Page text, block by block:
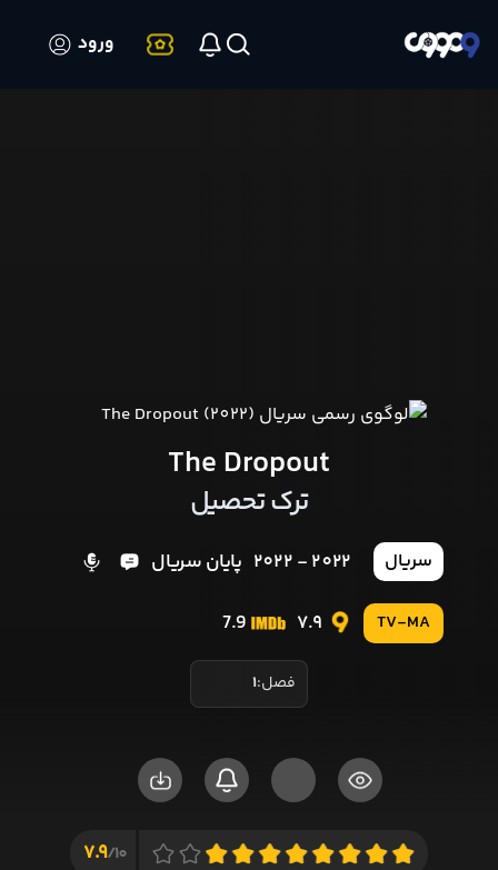
ورود
The Dropout
ترک تحصیل
سریال 2022 - 2022 پایان سریال
TV-MA
7.9
7.9
فصل:1
10/
7.9